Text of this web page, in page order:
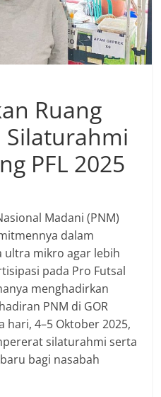
Ruang
PFL 2025
Madani (PNM)
dalam
ultra mikro agar lebih
pada Pro Futsal
menghadirkan
PNM di GOR
hari, 4–5 Oktober 2025,
silaturahmi serta
bagi nasabah